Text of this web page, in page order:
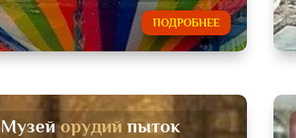
ПОДРОБНЕЕ
Музей орудий пыток